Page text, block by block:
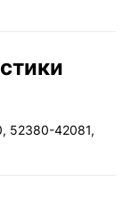
52380-42081,